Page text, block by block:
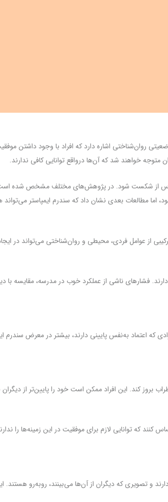
روان‌شناختی اشاره دارد که افراد با وجود داشتن
خواهند شد که آن‌ها درواقع توانایی کافی ندارند.
اما مطالعات بعدی نشان داد که سندرم ایمپاستر
از عوامل فردی، محیطی و روان‌شناختی می‌تواند در
فشارهای ناشی از عملکرد خوب در مدرسه، مقایسه با
که اعتماد به‌نفس پایینی دارند، بیشتر در معرض سندرم
بروز کند. این افراد ممکن است خود را پایین‌تر از
که توانایی لازم برای موفقیت در این زمینه‌ها را
و تصویری که دیگران از آن‌ها می‌بینند، روبه‌رو